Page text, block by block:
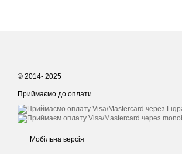
© 2014- 2025
Приймаємо до оплати
Мобільна версія